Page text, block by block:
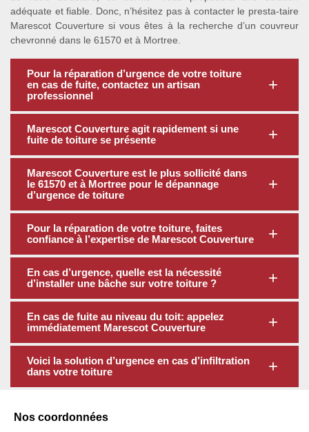
adéquate et fiable. Donc, n’hésitez pas à contacter le presta-taire
Marescot Couverture si vous êtes à la recherche d’un couvreur
chevronné dans le 61570 et à Mortree.
Pour la réparation d’urgence de votre toiture
en cas de fuite, contactez un artisan
professionnel
Marescot Couverture agit rapidement si une
fuite de toiture se présente
Marescot Couverture est le plus sollicité dans
le 61570 et à Mortree pour le dépannage
d’urgence de toiture
Pour la réparation de votre toiture, faites
confiance à l’expertise de Marescot Couverture
En cas d’urgence, quelle est la nécessité
d’installer une bâche sur votre toiture ?
En cas de fuite au niveau du toit: appelez
immédiatement Marescot Couverture
Voici la solution d’urgence en cas d’infiltration
dans votre toiture
Nos coordonnées